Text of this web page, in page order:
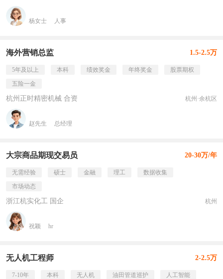
杨女士 人事
海外营销总监 1.5-2.5万
5年及以上 本科 绩效奖金 年终奖金
股票期权
五险一金
杭州正时精密机械 合资 杭州·余杭区
赵先生 总经理
大宗商品期现交易员 20-30万/年
无需经验 硕士 金融 理工
数据收集
市场动态
浙江杭实化工 国企 杭州
祝颖 hr
无人机工程师 2-2.5万
7-10年 本科 无人机 油田管道巡护
人工智能